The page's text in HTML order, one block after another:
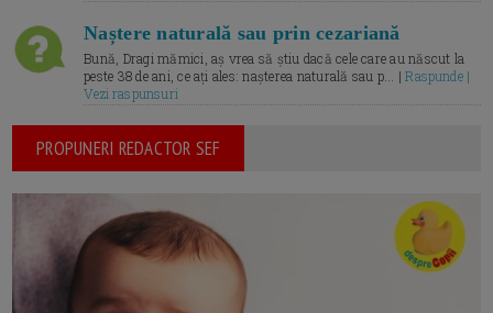
Naștere naturală sau prin cezariană
Bună, Dragi mămici, aș vrea să știu dacă cele care au născut la
peste 38 de ani, ce ați ales: nașterea naturală sau p... |Raspunde |
Vezi raspunsuri
PROPUNERI REDACTOR SEF